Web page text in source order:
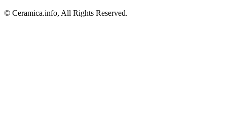
© Ceramica.info, All Rights Reserved.